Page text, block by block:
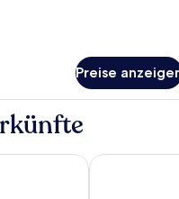
Preise
Radisson Blu